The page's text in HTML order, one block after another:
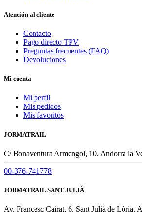
Atención al cliente
Contacto
Pago directo TPV
Preguntas frecuentes (FAQ)
Devoluciones
Mi cuenta
Mi perfil
Mis pedidos
Mis favoritos
JORMATRAIL
C/ Bonaventura Armengol, 10. Andorra la
00-376-741778
JORMATRAIL SANT JULIÀ
Av. Francesc Cairat, 6. Sant Julià de Lòria.